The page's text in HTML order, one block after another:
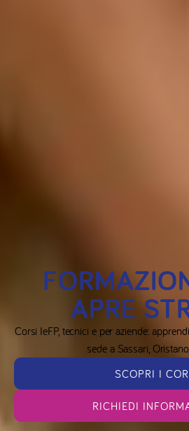
APRE
Corsi IeFP, tecnici e per aziende:
sede a Sassari,
SCOPRI I
RICHIEDI